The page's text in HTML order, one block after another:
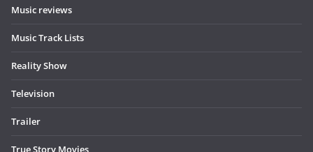
Music reviews
Music Track Lists
Reality Show
Television
Trailer